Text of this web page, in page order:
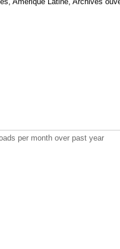
per month over past year